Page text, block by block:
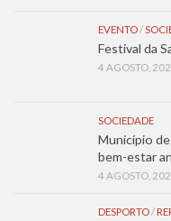
EVENTO/
Festival da
4 AGOSTO,
SOCIEDADE
Município
bem-estar
4 AGOSTO,
DESPORTO/